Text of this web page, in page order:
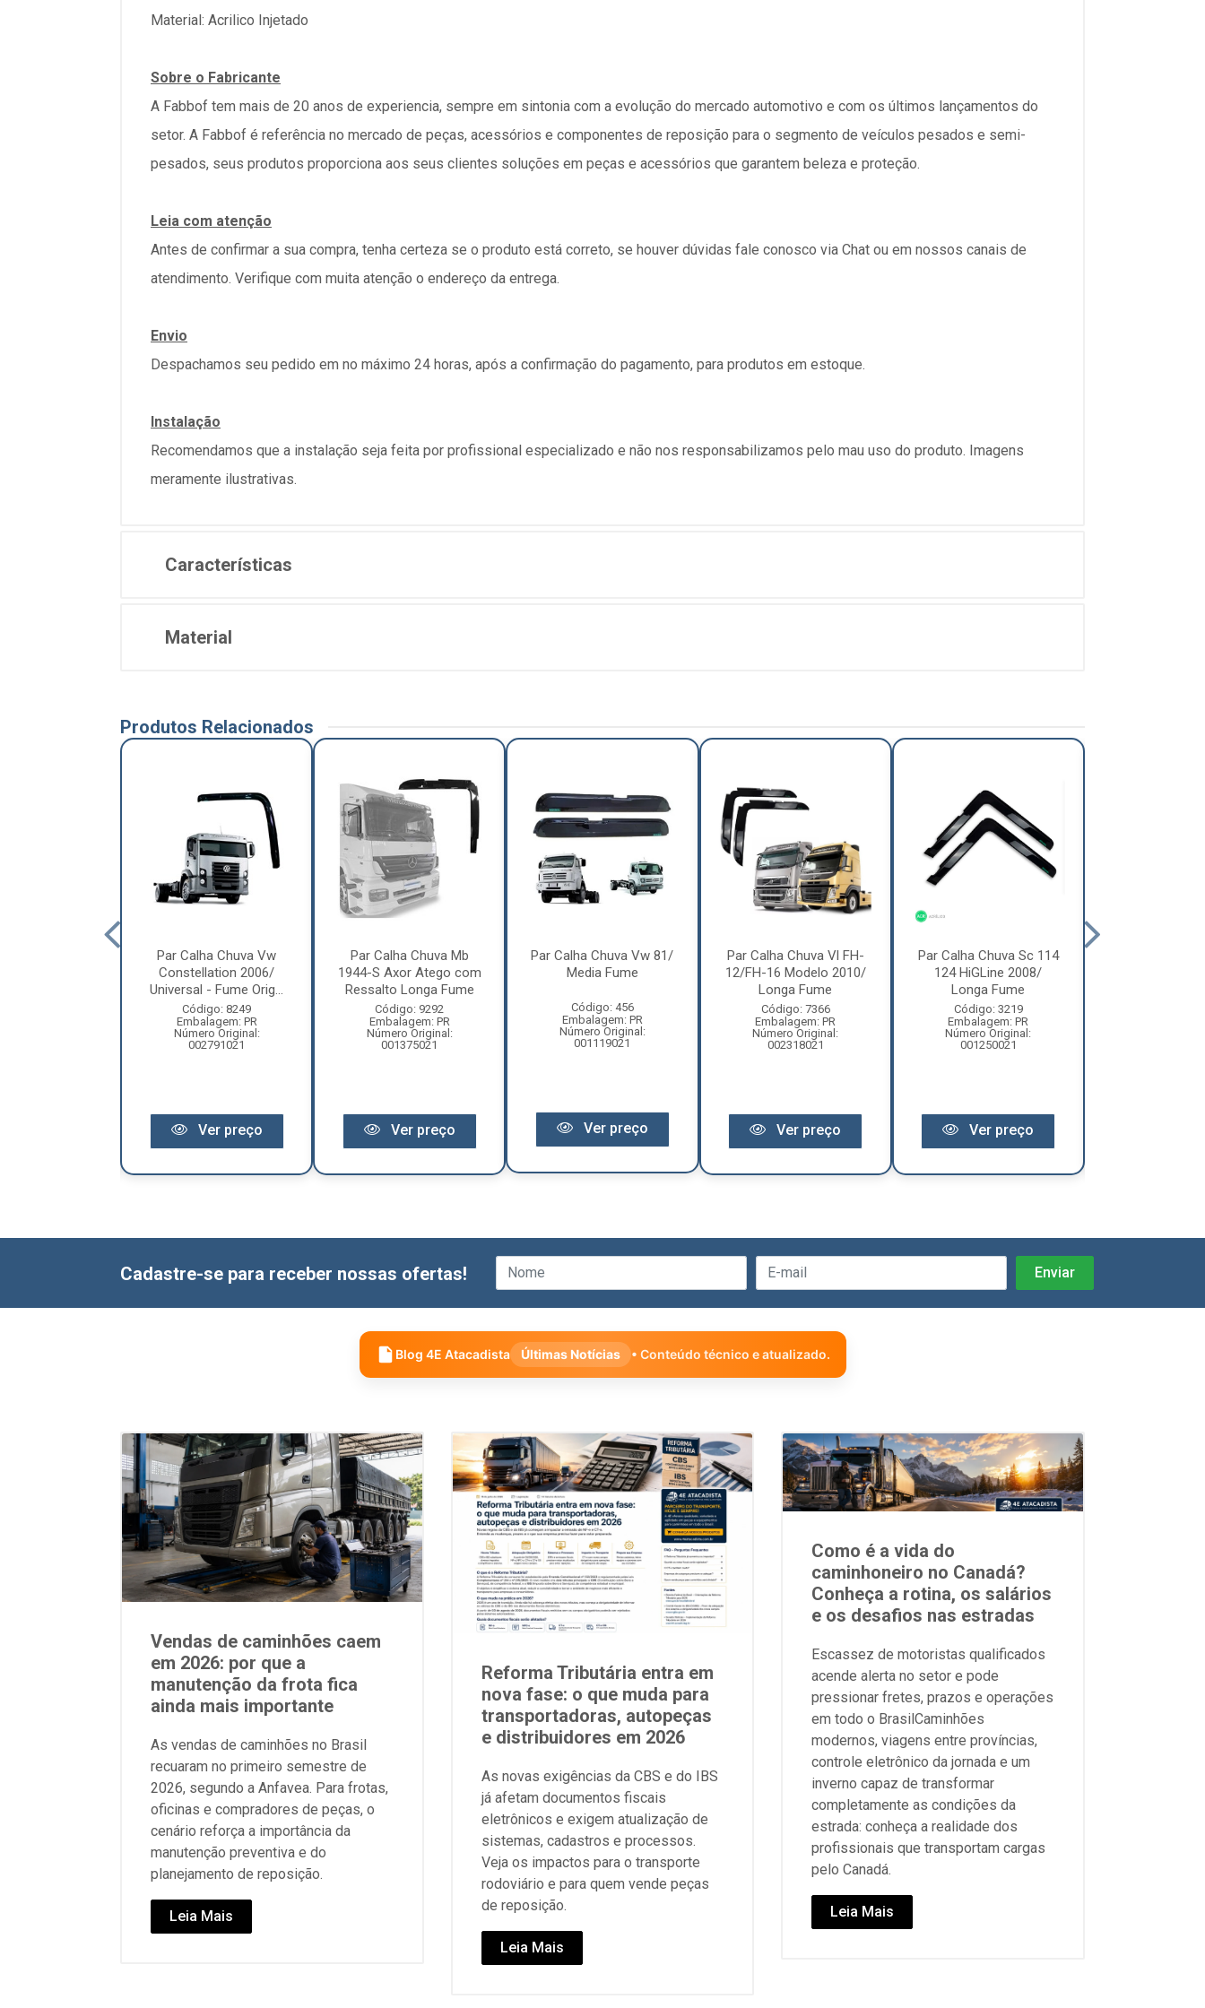
Material: Acrilico Injetado
Sobre o Fabricante
A Fabbof tem mais de 20 anos de experiencia, sempre em sintonia com a evolução do mercado automotivo e com os últimos lançamentos do
setor. A Fabbof é referência no mercado de peças, acessórios e componentes de reposição para o segmento de veículos pesados e semi-
pesados, seus produtos proporciona aos seus clientes soluções em peças e acessórios que garantem beleza e proteção.
Leia com atenção
Antes de confirmar a sua compra, tenha certeza se o produto está correto, se houver dúvidas fale conosco via Chat ou em nossos canais de
atendimento. Verifique com muita atenção o endereço da entrega.
Envio
Despachamos seu pedido em no máximo 24 horas, após a confirmação do pagamento, para produtos em estoque.
Instalação
Recomendamos que a instalação seja feita por profissional especializado e não nos responsabilizamos pelo mau uso do produto. Imagens
meramente ilustrativas.
Características
Material
Produtos Relacionados
Par Calha Chuva Vw
Constellation 2006/
Universal - Fume Orig...
Código: 8249
Embalagem: PR
Número Original:
002791021
Ver preço
Par Calha Chuva Mb
1944-S Axor Atego com
Ressalto Longa Fume
Código: 9292
Embalagem: PR
Número Original:
001375021
Ver preço
Par Calha Chuva Vw 81/
Media Fume
Código: 456
Embalagem: PR
Número Original:
001119021
Ver preço
Par Calha Chuva Vl FH-
12/FH-16 Modelo 2010/
Longa Fume
Código: 7366
Embalagem: PR
Número Original:
002318021
Ver preço
Par Calha Chuva Sc 114
124 HiGLine 2008/
Longa Fume
Código: 3219
Embalagem: PR
Número Original:
001250021
Ver preço
Cadastre-se para receber nossas ofertas!
Blog 4E Atacadista Últimas Notícias • Conteúdo técnico e atualizado.
Vendas de caminhões caem
em 2026: por que a
manutenção da frota fica
ainda mais importante
As vendas de caminhões no Brasil
recuaram no primeiro semestre de
2026, segundo a Anfavea. Para frotas,
oficinas e compradores de peças, o
cenário reforça a importância da
manutenção preventiva e do
planejamento de reposição.
Leia Mais
Reforma Tributária entra em
nova fase: o que muda para
transportadoras, autopeças
e distribuidores em 2026
As novas exigências da CBS e do IBS
já afetam documentos fiscais
eletrônicos e exigem atualização de
sistemas, cadastros e processos.
Veja os impactos para o transporte
rodoviário e para quem vende peças
de reposição.
Leia Mais
Como é a vida do
caminhoneiro no Canadá?
Conheça a rotina, os salários
e os desafios nas estradas
Escassez de motoristas qualificados
acende alerta no setor e pode
pressionar fretes, prazos e operações
em todo o BrasilCaminhões
modernos, viagens entre províncias,
controle eletrônico da jornada e um
inverno capaz de transformar
completamente as condições da
estrada: conheça a realidade dos
profissionais que transportam cargas
pelo Canadá.
Leia Mais